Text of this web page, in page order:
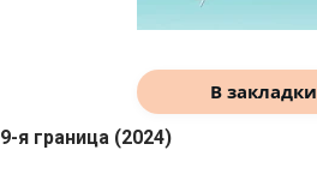
В закладки
9-я граница (2024)